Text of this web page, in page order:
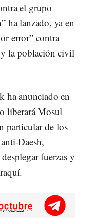
el grupo
ha lanzado, ya en
error” contra
y la población civil
ha anunciado en
liberará Mosul
particular de los
Daesh,
fuerzas y